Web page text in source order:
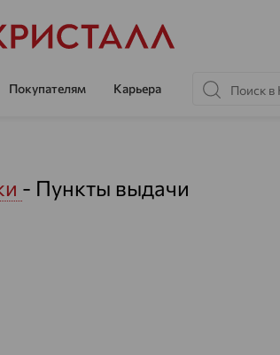
Покупателям Карьера
- Пункты выдачи